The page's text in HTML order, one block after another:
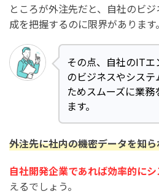
ところが外注先だと、自社のビ
成を把握するのに限界があります。
その点、自社のIT
のビジネスやシス
ためスムーズに業
ます。
外注先に社内の機密データを知
自社開発企業であれば効率的に
えるでしょう。